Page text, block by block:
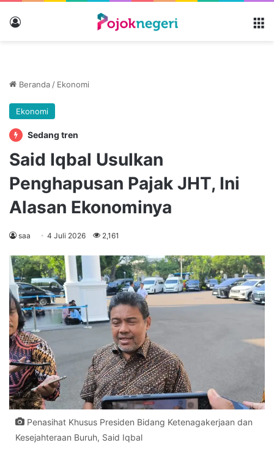
Beranda / Ekonomi
Ekonomi
Sedang tren
Said Iqbal Usulkan
Penghapusan Pajak JHT, Ini
Alasan Ekonominya
saa 4 Juli 2026 2,161
Penasihat Khusus Presiden Bidang Ketenagakerjaan dan
Kesejahteraan Buruh, Said Iqbal